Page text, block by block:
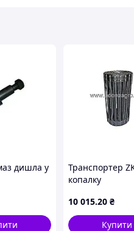
дишла у зборіТранспортер
копалку
10 015.20 ₴
Купити